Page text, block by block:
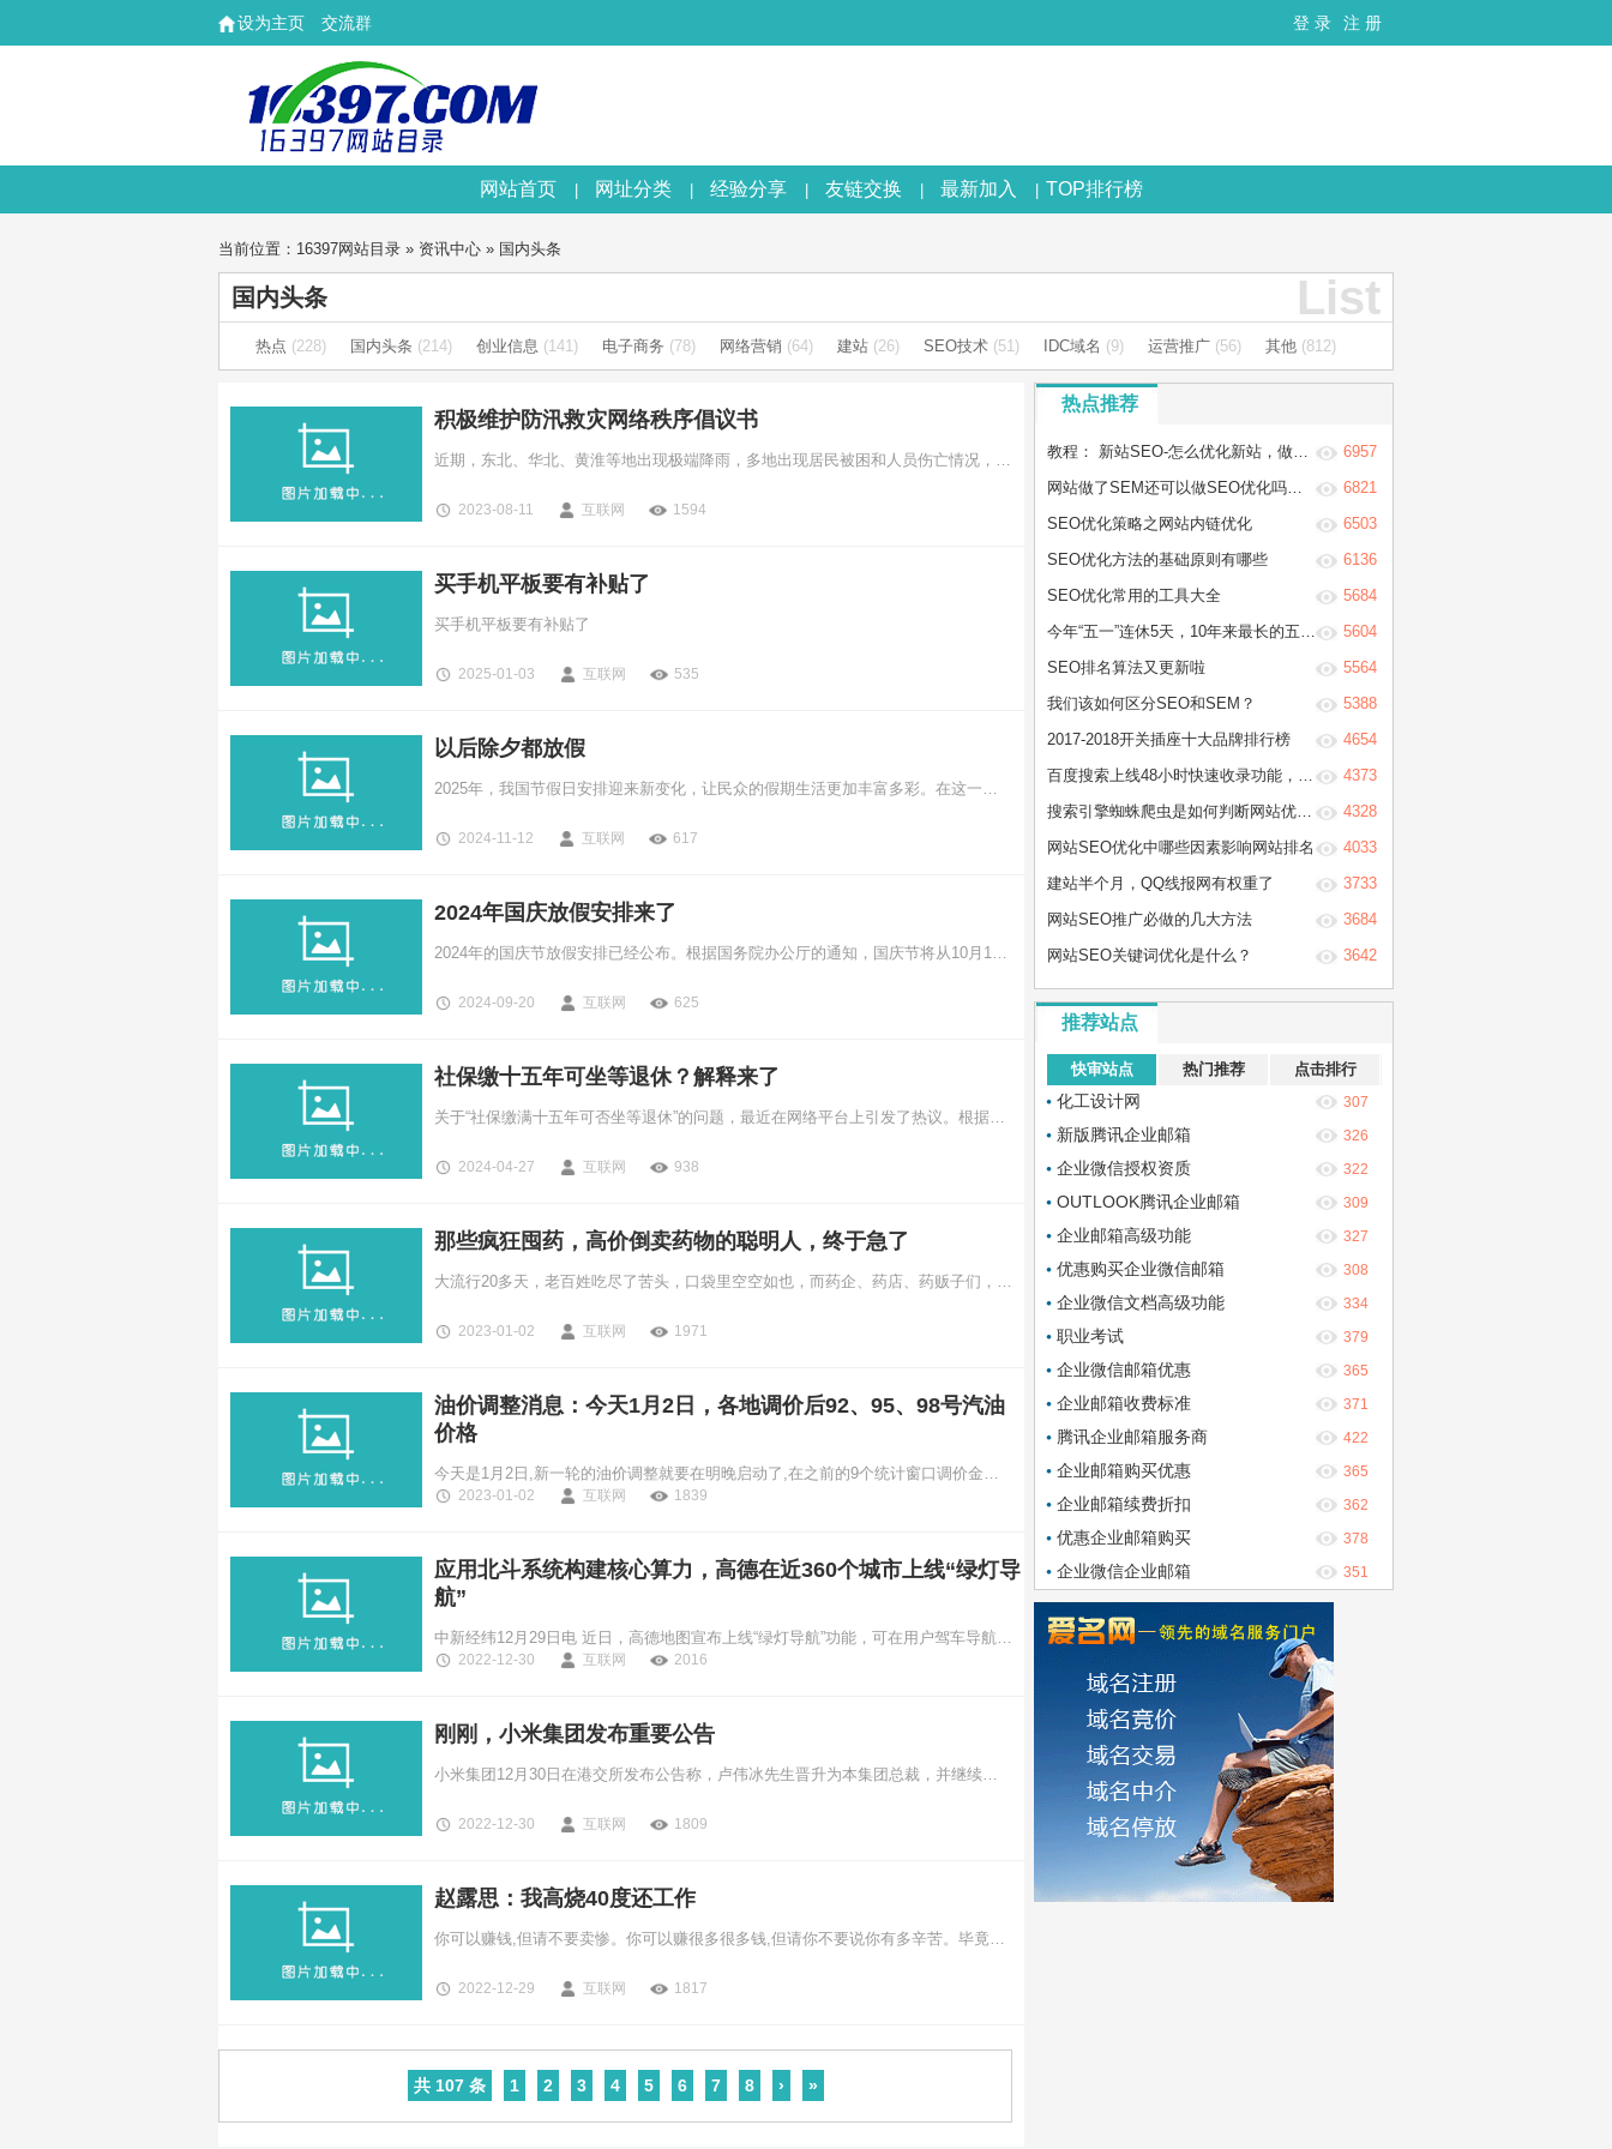
设为主页 交流群 登 录 注 册
网站首页 | 网址分类 | 经验分享 | 友链交换 | 最新加入 | TOP排行榜
当前位置： 16397网站目录 » 资讯中心 » 国内头条
List
国内头条
热点 (228) 国内头条 (214) 创业信息 (141) 电子商务 (78) 网络营销 (64) 建站 (26) SEO技术 (51) IDC域名 (9) 运营推广 (56) 其他 (812)
积极维护防汛救灾网络秩序倡议书
近期，东北、华北、黄淮等地出现极端降雨，多地出现居民被困和人员伤亡情况，全国各地救援力量迅速集结，全力投入防汛救灾工作。在当前全国齐心聚力、携手救灾的特殊时期，个别网民编造传播涉灾情虚假信息、挑动地域对立歧视，严重扰乱网络舆论秩序，干扰妨碍抢险救灾工作。
2023-08-11 互联网 1594
买手机平板要有补贴了
买手机平板要有补贴了
2025-01-03 互联网 535
以后除夕都放假
2025年，我国节假日安排迎来新变化，让民众的假期生活更加丰富多彩。在这一年，放假总数增至13天，新增除夕和5月2日为法定节假日，让国人共享欢乐时光。
2024-11-12 互联网 617
2024年国庆放假安排来了
2024年的国庆节放假安排已经公布。根据国务院办公厅的通知，国庆节将从10月1日开始，持续到10月7日，共计7天。在此期间，9月29日（星期日）和10月12日（星期六）将作为调休日上班。
2024-09-20 互联网 625
社保缴十五年可坐等退休？解释来了
关于“社保缴满十五年可否坐等退休”的问题，最近在网络平台上引发了热议。根据中国政府网、网易订阅、观察者网、腾讯新闻、新浪新闻和澎湃新闻的报道，
2024-04-27 互联网 938
那些疯狂囤药，高价倒卖药物的聪明人，终于急了
大流行20多天，老百姓吃尽了苦头，口袋里空空如也，而药企、药店、药贩子们，则眉开眼笑，大赚特赚。
2023-01-02 互联网 1971
油价调整消息：今天1月2日，各地调价后92、95、98号汽油
价格
今天是1月2日,新一轮的油价调整就要在明晚启动了,在之前的9个统计窗口调价金额录得7次上涨,导致整体涨幅达到240元吨,升价对应的涨幅为0.19-0.21元,超过了上调红线,除此以外,原油价格在最后的一个统计窗口再次上涨逾2%,布伦特原油价格逼近86美元桶,这有可能使调价金额连续录得上涨,因此明晚的油价调整即将上调油价,这将是油价在2023年的第一次上调。
2023-01-02 互联网 1839
应用北斗系统构建核心算力，高德在近360个城市上线“绿灯导
航”
中新经纬12月29日电 近日，高德地图宣布上线“绿灯导航”功能，可在用户驾车导航至某些红绿灯路段时，根据车辆当前实时位置、即将通过的红绿灯路口距离、车流量等综合信息，实时推荐建议的车速范围，从而帮助用户实现“一路绿灯”的理想通行效果，缓解驾车过程中的过灯焦虑。
2022-12-30 互联网 2016
刚刚，小米集团发布重要公告
小米集团12月30日在港交所发布公告称，卢伟冰先生晋升为本集团总裁，并继续兼任本集团国际业务部总裁，同时管理本集团手机部、生态链部、大家电部、中国区、印度区；
2022-12-30 互联网 1809
赵露思：我高烧40度还工作
你可以赚钱,但请不要卖惨。你可以赚很多很多钱,但请你不要说你有多辛苦。毕竟人人都是这么辛苦,而你获得的成就是比我们多千倍百倍的。
2022-12-29 互联网 1817
共 107 条 1 2 3 4 5 6 7 8 › »
热点推荐
6957
教程： 新站SEO-怎么优化新站，做新站的SEO优化步骤
6821
网站做了SEM还可以做SEO优化吗？两者冲突吗？
6503
SEO优化策略之网站内链优化
6136
SEO优化方法的基础原则有哪些
5684
SEO优化常用的工具大全
5604
今年“五一”连休5天，10年来最长的五一假期
5564
SEO排名算法又更新啦
5388
我们该如何区分SEO和SEM？
4654
2017-2018开关插座十大品牌排行榜
4373
百度搜索上线48小时快速收录功能，只需3分钟学会它！
4328
搜索引擎蜘蛛爬虫是如何判断网站优质程度？
4033
网站SEO优化中哪些因素影响网站排名
3733
建站半个月，QQ线报网有权重了
3684
网站SEO推广必做的几大方法
3642
网站SEO关键词优化是什么？
推荐站点
快审站点 热门推荐 点击排行
化工设计网 307
新版腾讯企业邮箱 326
企业微信授权资质 322
OUTLOOK腾讯企业邮箱 309
企业邮箱高级功能 327
优惠购买企业微信邮箱 308
企业微信文档高级功能 334
职业考试 379
企业微信邮箱优惠 365
企业邮箱收费标准 371
腾讯企业邮箱服务商 422
企业邮箱购买优惠 365
企业邮箱续费折扣 362
优惠企业邮箱购买 378
企业微信企业邮箱 351